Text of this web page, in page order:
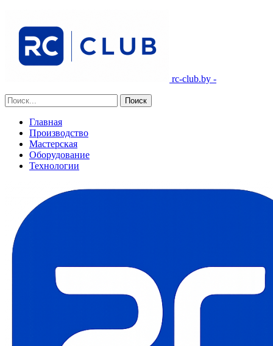
rc-club.by -
Главная
Производство
Мастерская
Оборудование
Технологии